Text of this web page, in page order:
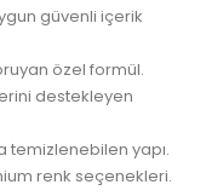
güvenli içerik
özel formül.
destekleyen
temizlenebilen yapı.
renk seçenekleri.